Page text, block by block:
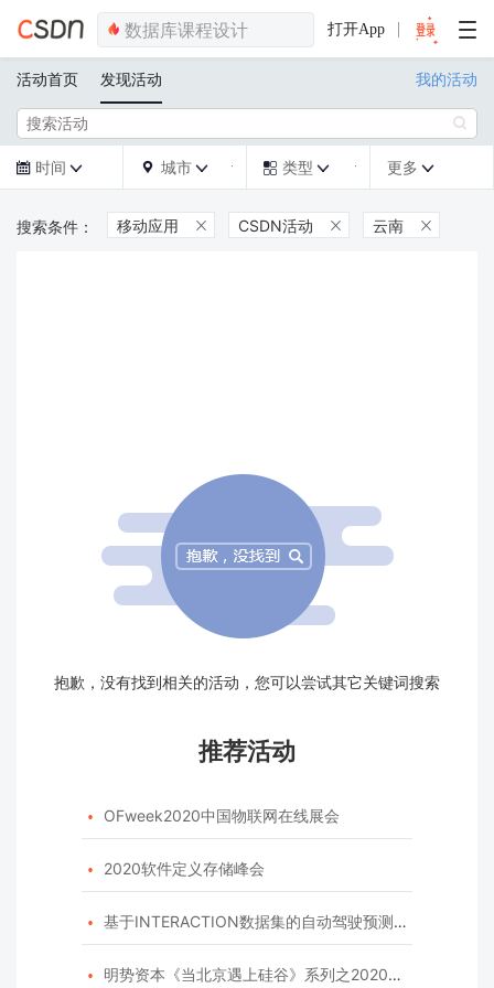
打开App
活动首页 发现活动 我的活动

 时间   城市   类型  更多 
移动应用  CSDN活动  云南 
抱歉，没有找到相关的活动，您可以尝试其它关键词搜索
推荐活动
 OFweek2020中国物联网在线展会
 2020软件定义存储峰会
 基于INTERACTION数据集的自动驾驶预测模型挑战赛
 明势资本《当北京遇上硅谷》系列之2020年度开源峰会